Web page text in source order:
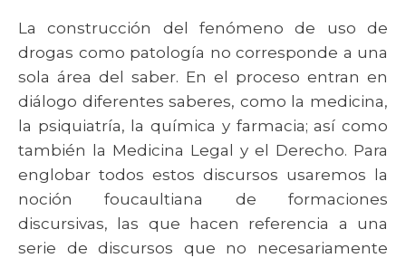
La construcción del fenómeno de uso de
drogas como patología no corresponde a una
sola área del saber. En el proceso entran en
diálogo diferentes saberes, como la medicina,
la psiquiatría, la química y farmacia; así como
también la Medicina Legal y el Derecho. Para
englobar todos estos discursos usaremos la
noción foucaultiana de formaciones
discursivas, las que hacen referencia a una
serie de discursos que no necesariamente